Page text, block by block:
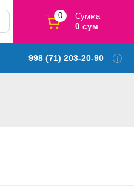
0
Сумма
0 сум
998 (71) 203-20-90